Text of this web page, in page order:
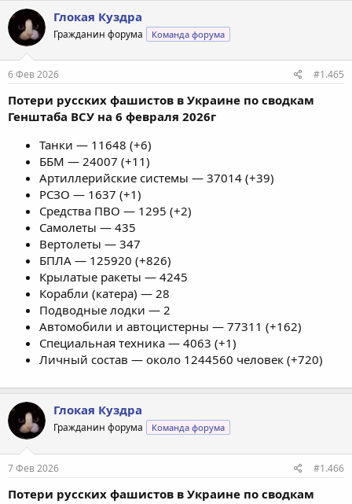
Глокая Куздра
Гражданин форума Команда форума
6 Фев 2026 #1.465
Потери русских фашистов в Украине по сводкам
Генштаба ВСУ на 6 февраля 2026г
Танки — 11648 (+6)
ББМ — 24007 (+11)
Артиллерийские системы — 37014 (+39)
РСЗО — 1637 (+1)
Средства ПВО — 1295 (+2)
Самолеты — 435
Вертолеты — 347
БПЛА — 125920 (+826)
Крылатые ракеты — 4245
Корабли (катера) — 28
Подводные лодки — 2
Автомобили и автоцистерны — 77311 (+162)
Специальная техника — 4063 (+1)
Личный состав — около 1244560 человек (+720)
Глокая Куздра
Гражданин форума Команда форума
7 Фев 2026 #1.466
Потери русских фашистов в Украине по сводкам